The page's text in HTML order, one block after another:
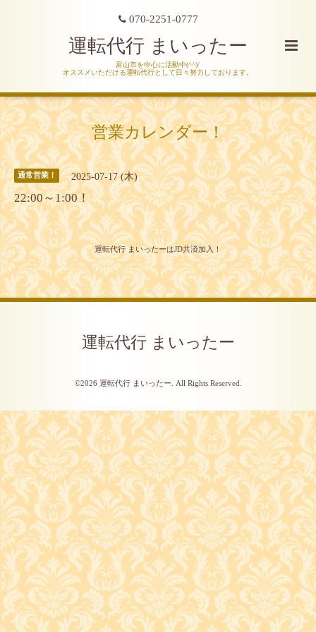
070-2251-0777
運転代行 まいったー
富山市を中心に活動中(^^)/
オススメいただける運転代行として日々努力しております。
営業カレンダー！
通常営業！ 2025-07-17 (木)
22:00～1:00！
運転代行 まいったーはJD共済加入！
運転代行 まいったー
©2026 運転代行 まいったー . All Rights Reserved.